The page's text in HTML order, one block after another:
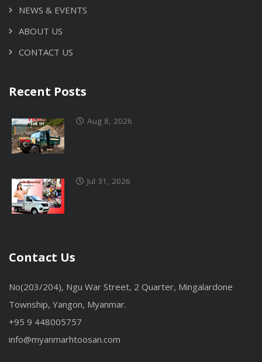
NEWS & EVENTS
ABOUT US
CONTACT US
Recent Posts
Aug 8, 2026
Jul 31, 2026
Contact Us
No(203/204), Ngu War Street, 2 Quarter, Mingalardone
Township, Yangon, Myanmar.
+95 9 448005757
info@myanmarhtoosan.com